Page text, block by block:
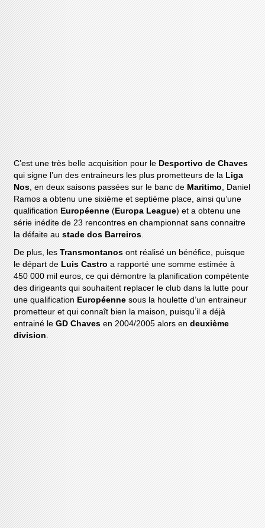
C’est une très belle acquisition pour le Desportivo de Chaves
qui signe l’un des entraineurs les plus prometteurs de la Liga
Nos, en deux saisons passées sur le banc de Maritimo, Daniel
Ramos a obtenu une sixième et septième place, ainsi qu’une
qualification Européenne ( Europa League) et a obtenu une
série inédite de 23 rencontres en championnat sans connaitre
la défaite austade dos Barreiros.
De plus, lesTransmontanos ont réalisé un bénéfice, puisque
le départ de Luis Castro a rapporté une somme estimée à
450 000 mil euros, ce qui démontre la planification compétente
des dirigeants qui souhaitent replacer le club dans la lutte pour
une qualification Européenne sous la houlette d’un entraineur
prometteur et qui connaît bien la maison, puisqu’il a déjà
entrainé leGD Chavesen 2004/2005 alors endeuxième
division.